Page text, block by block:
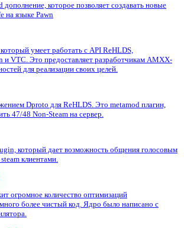
которое позволяет создавать новые
на языке Pawn
умеет работать с API ReHLDS,
и VTC. Это предоставляет разработчикам AMXX-
для реализации своих целей.
Dproto для ReHLDS. Это metamod плагин,
47/48 Non-Steam на сервер.
который дает возможность общения голосовым
клиентами.
огромное количество оптимизаций
более чистый код. Ядро было написано с